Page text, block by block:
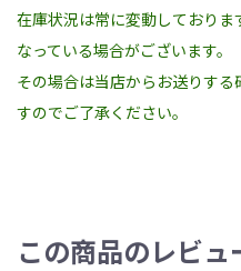
在庫状況は常に変動しており
なっている場合がございます。
その場合は当店からお送りす
すのでご了承ください。
この商品のレビュ